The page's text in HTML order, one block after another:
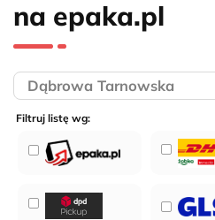
na epaka.pl
Filtruj listę wg: